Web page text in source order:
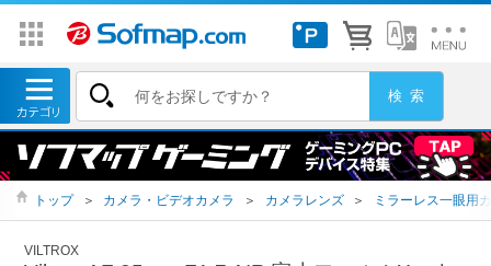
トップ ＞ カメラ・ビデオカメラ ＞ カメラレンズ ＞ ミラーレス一眼用
VILTROX